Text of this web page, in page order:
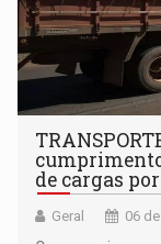
de cargas
Geral 06